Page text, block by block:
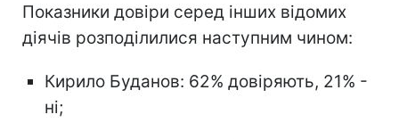
Показники довіри серед інших відомих
діячів розподілилися наступним чином:
Кирило Буданов: 62% довіряють, 21% -
ні;